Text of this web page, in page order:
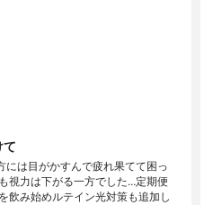
て
には目がかすんで疲れ果てて困っ
視力は下がる一方でした…定期便
飲み始めルテイン光対策も追加し